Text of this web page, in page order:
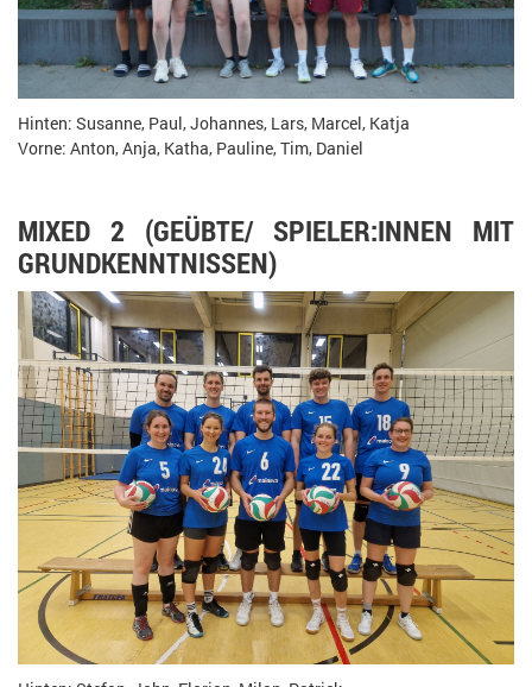
Hinten: Susanne, Paul, Johannes, Lars, Marcel, Katja
Vorne: Anton, Anja, Katha, Pauline, Tim, Daniel
MIXED 2 (GEÜBTE/ SPIELER:INNEN MIT
GRUNDKENNTNISSEN)